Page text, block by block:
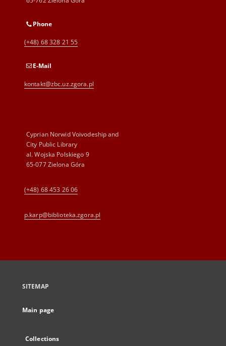
Phone
(+48) 68 328 21 55
E-Mail
kontakt@zbc.uz.zgora.pl
Cyprian Norwid Voivodeship and
City Public Library
al. Wojska Polskiego 9
65-077 Zielona Góra
(+48) 68 453 26 06
p.karp@biblioteka.zgora.pl
SITEMAP
Main page
Collections